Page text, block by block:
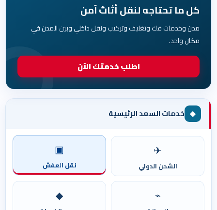
كل ما تحتاجه لنقل أثاث آمن
مدن وخدمات فك وتغليف وتركيب ونقل داخلي وبين المدن في
مكان واحد.
اطلب خدمتك الآن
◆ خدمات السعد الرئيسية
✈
الشحن الدولي
▣
نقل العفش
⌁
◆